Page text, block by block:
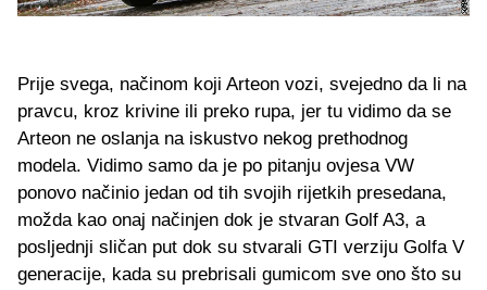
Prije svega, načinom koji Arteon vozi, svejedno da li na
pravcu, kroz krivine ili preko rupa, jer tu vidimo da se
Arteon ne oslanja na iskustvo nekog prethodnog
modela. Vidimo samo da je po pitanju ovjesa VW
ponovo načinio jedan od tih svojih rijetkih presedana,
možda kao onaj načinjen dok je stvaran Golf A3, a
posljednji sličan put dok su stvarali GTI verziju Golfa V
generacije, kada su prebrisali gumicom sve ono što su